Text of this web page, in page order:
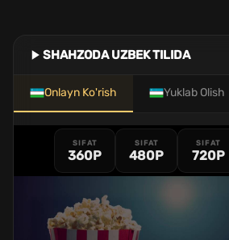
SHAHZODA UZBEK TILIDA
Onlayn Ko'rish Yuklab Olish
SIFAT
360P
SIFAT
480P
SIFAT
720P